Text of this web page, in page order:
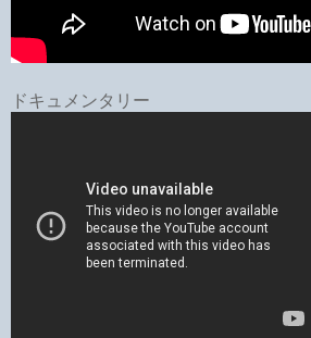
ドキュメンタリー